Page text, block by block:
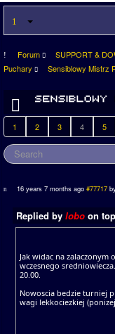
Forum SUPPORT &
Puchary
Sensiblowy Mistrz
1 2 3 4 5
16 years 7 months ago #77717
Replied by lobo on
Jak widac na
wczesnego
20.00.
Nowoscia bedzie turniej
wagi lekkociezkiej (ponizej